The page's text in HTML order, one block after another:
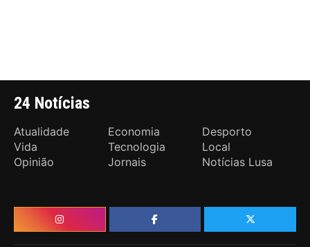
24 Notícias
Atualidade Economia
Desporto
Vida
Tecnologia
Local
Opinião
Jornais Notícias Lusa